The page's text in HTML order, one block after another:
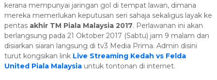
kerana mempunyai jaringan gol di tempat lawan, dimana
mereka memerlukan keputusan seri sahaja sekaligus layak ke
pentas akhir TM Piala Malaysia 2017. Perlawanan ini akan
berlangsung pada 21 Oktober 2017 (Sabtu) jam 9 malam dan
disiarkan siaran langsung di tv3 Media Prima. Admin disini
turut kongsikan link Live Streaming Kedah vs Felda
United Piala Malaysia untuk tontonan di internet.